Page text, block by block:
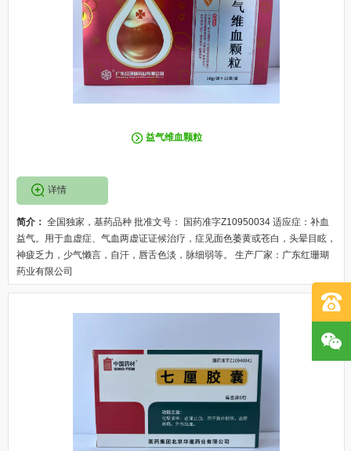
益气维血颗粒
详情
简介： 全国独家，基药品种 批准文号： 国药准字Z10950034 适应症：补血
益气。用于血虚症、气血两虚证证候治疗，症见面色萎黄或苍白，头晕目眩，
神疲乏力，少气懒言，自汗，唇舌色淡，脉细弱等。 生产厂家：广东红珊瑚
药业有限公司